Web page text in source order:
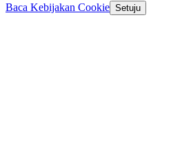
Baca Kebijakan Cookie Setuju